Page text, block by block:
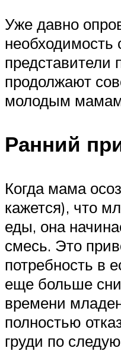
Уже давно
представители
продолжают
молодым
Ранний
Когда мама
кажется), что
еды, она
смесь. Это
потребность в
еще больше
времени
полностью
груди по